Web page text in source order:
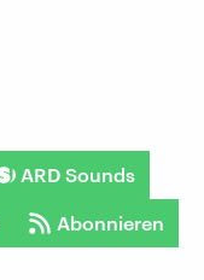
ARD Sounds
Abonnieren